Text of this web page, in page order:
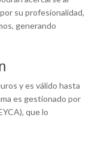
su profesionalidad,
generando
y es válido hasta
es gestionado por
que lo